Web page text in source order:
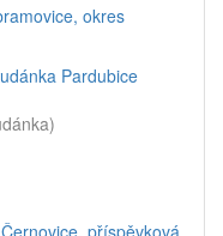
okres
Pardubice
příspěvková